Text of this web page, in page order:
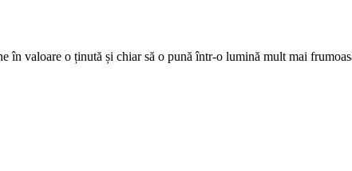
în valoare o ținută și chiar să o pună într-o lumină mult mai